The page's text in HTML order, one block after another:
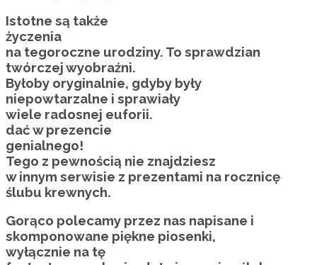
Istotne są także
życzenia
na tegoroczne urodziny. To sprawdzian
twórczej wyobraźni.
Byłoby oryginalnie, gdyby były
niepowtarzalne i sprawiały
wiele radosnej euforii.
dać w prezencie
genialnego!
Tego z pewnością nie znajdziesz
w innym serwisie z prezentami na rocznicę
ślubu krewnych.
Gorąco polecamy przez nas napisane i
skomponowane piękne piosenki,
wyłącznie na tę